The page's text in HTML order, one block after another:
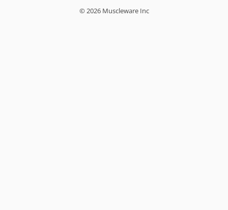
© 2026 Muscleware Inc